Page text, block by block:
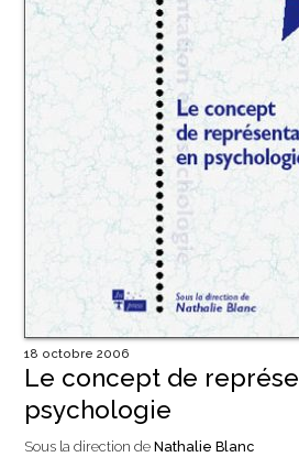
18 octobre 2006
Le concept de
psychologie
Sous la direction de Nathalie Blanc